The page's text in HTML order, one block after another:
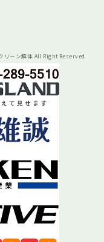
リーン解体 All Right Reserved.